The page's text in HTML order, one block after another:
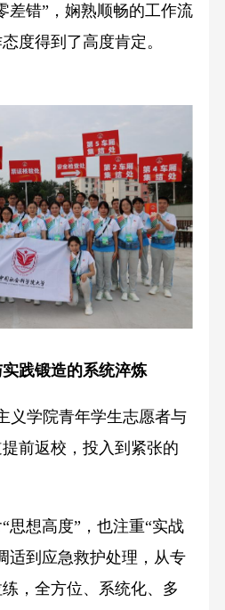
差错”，娴熟顺畅的工作流
度得到了高度肯定。
践锻造的系统淬炼
学院青年学生志愿者与
前返校，投入到紧张的
想高度”，也注重“实战
适到应急救护处理，从专
，全方位、系统化、多